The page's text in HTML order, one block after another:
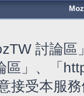
討論
區」、「
接受本服